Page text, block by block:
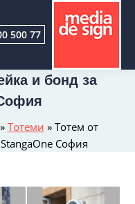
500 77
» Тотеми » Тотем от
София
и бонд за